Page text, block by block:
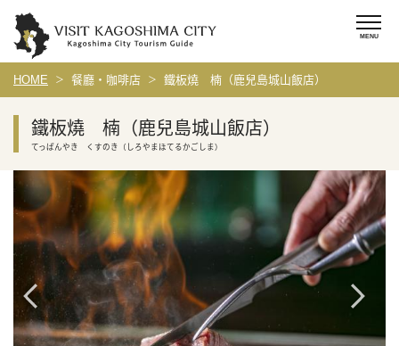
HOME 餐廳・咖啡店 鐵板燒 楠（鹿兒島城山飯店）
鐵板燒 楠（鹿兒島城山飯店）
てっぱんやき くすのき（しろやまほてるかごしま）